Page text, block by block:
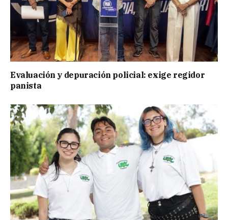
Evaluación y depuración policial: exige regidor
panista